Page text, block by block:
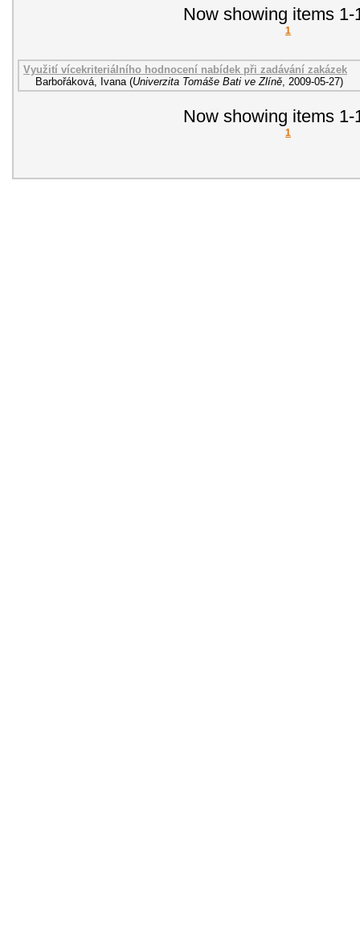
Now showing items 1-
1
Využití vícekriteriálního hodnocení nabídek při zadávání zakázek
Barbořáková, Ivana (Univerzita Tomáše Bati ve Zlíně 2009-05-27)
Now showing items 1-
1